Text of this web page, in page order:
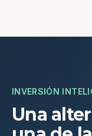
INVERSIÓN
Una